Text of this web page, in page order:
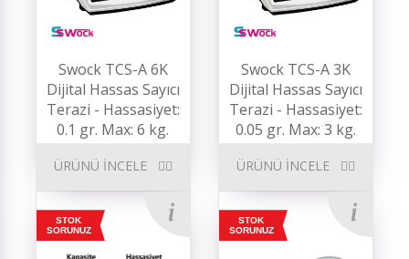
STOK
SORUNUZ
STOK
SORUNUZ
Swock TCS-A 6K
Dijital Hassas Sayıcı
Terazi - Hassasiyet:
0.1 gr. Max: 6 kg.
ÜRÜNÜ İNCELE
Swock TCS-A 3K
Dijital Hassas Sayıcı
Terazi - Hassasiyet:
0.05 gr. Max: 3 kg.
ÜRÜNÜ İNCELE